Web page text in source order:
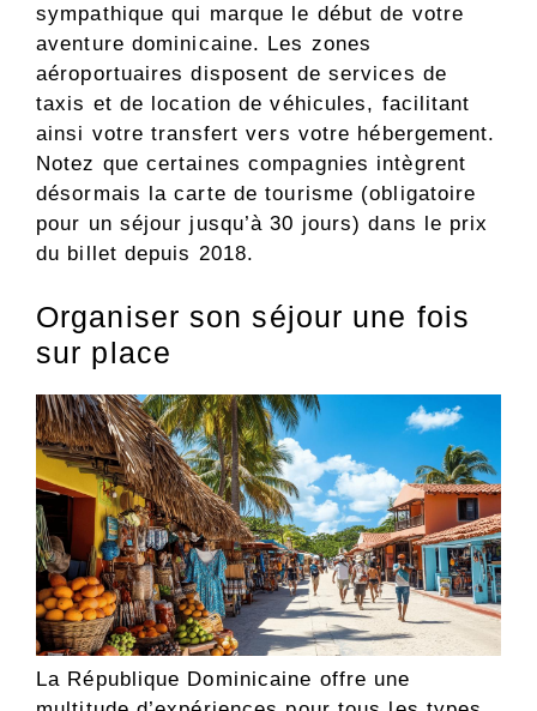
sympathique qui marque le début de votre
aventure dominicaine. Les zones
aéroportuaires disposent de services de
taxis et de location de véhicules, facilitant
ainsi votre transfert vers votre hébergement.
Notez que certaines compagnies intègrent
désormais la carte de tourisme (obligatoire
pour un séjour jusqu’à 30 jours) dans le prix
du billet depuis 2018.
Organiser son séjour une fois
sur place
La République Dominicaine offre une